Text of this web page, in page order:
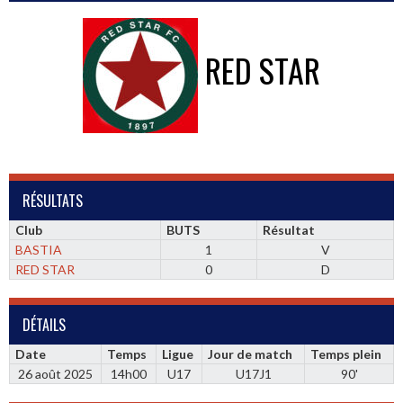
RED STAR
RÉSULTATS
Club BUTS
Résultat
BASTIA
1
V
RED STAR
0 D
DÉTAILS
Date Temps Ligue Jour de match
Temps plein
26 août 2025
14h00 U17 U17J1 90'